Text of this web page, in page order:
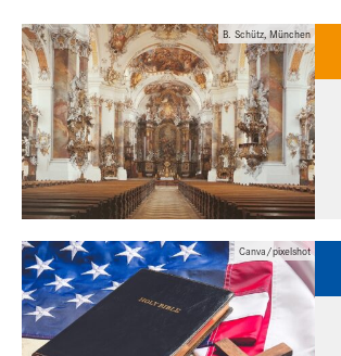
B. Schütz, München
Canva/pixelshot